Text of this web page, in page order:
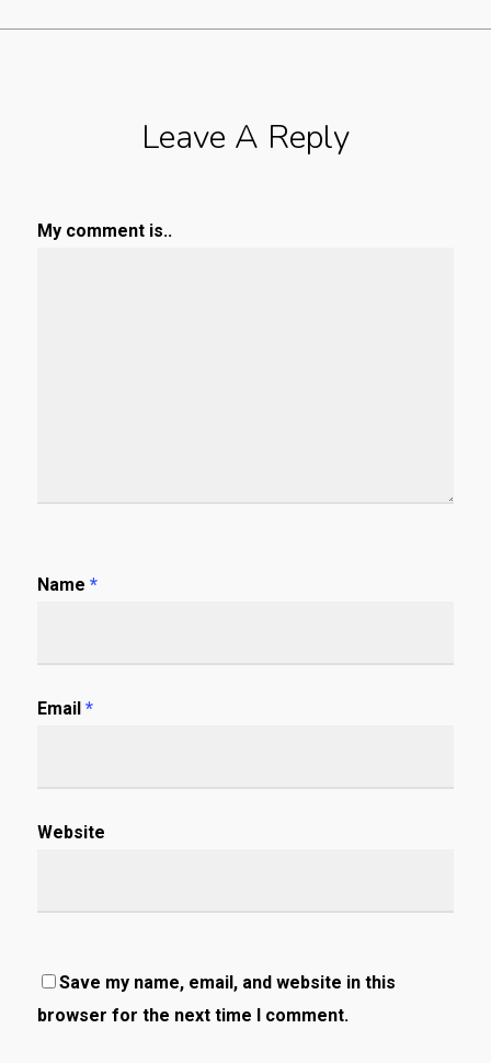
Leave A Reply
My comment is..
Name *
Email *
Website
Save my name, email, and website in this
browser for the next time I comment.